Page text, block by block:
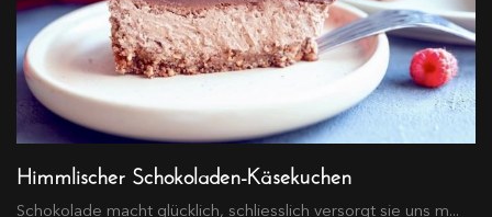
Himmlischer Schokoladen-Käsekuchen
Schokolade macht glücklich, schliesslich versorgt sie uns m...